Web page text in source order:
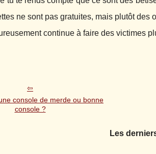
ne sont pas gratuites, mais plutôt des
continue à faire des victimes
console de merde ou bonne
console ?
Les